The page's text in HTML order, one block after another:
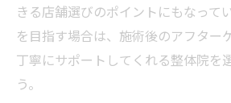
きる店舗選びのポイントにもなって
を目指す場合は、施術後のアフター
丁寧にサポートしてくれる整体院を
う。